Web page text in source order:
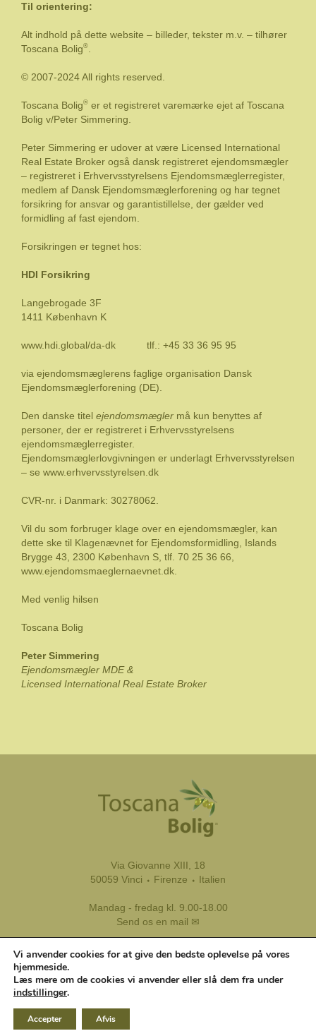
Til orientering:
Alt indhold på dette website – billeder, tekster m.v. – tilhører
Toscana Bolig®.
© 2007-2024 All rights reserved.
Toscana Bolig® er et registreret varemærke ejet af Toscana
Bolig v/Peter Simmering.
Peter Simmering er udover at være Licensed International
Real Estate Broker også dansk registreret ejendomsmægler
– registreret i Erhvervsstyrelsens Ejendomsmæglerregister,
medlem af Dansk Ejendomsmæglerforening og har tegnet
forsikring for ansvar og garantistillelse, der gælder ved
formidling af fast ejendom.
Forsikringen er tegnet hos:
HDI Forsikring
Langebrogade 3F
1411 København K
www.hdi.global/da-dk tlf.: +45 33 36 95 95
via ejendomsmæglerens faglige organisation Dansk
Ejendomsmæglerforening (DE).
Den danske titel ejendomsmægler må kun benyttes af
personer, der er registreret i Erhvervsstyrelsens
ejendomsmæglerregister.
Ejendomsmæglerlovgivningen er underlagt Erhvervsstyrelsen
– se www.erhvervsstyrelsen.dk
CVR-nr. i Danmark: 30278062.
Vil du som forbruger klage over en ejendomsmægler, kan
dette ske til Klagenævnet for Ejendomsformidling, Islands
Brygge 43, 2300 København S, tlf. 70 25 36 66,
www.ejendomsmaeglernaevnet.dk.
Med venlig hilsen
Toscana Bolig
Peter Simmering
Ejendomsmægler MDE &
Licensed International Real Estate Broker
Via Giovanne XIII, 18
50059 Vinci ⬩ Firenze ⬩ Italien
Mandag - fredag kl. 9.00-18.00
Send os en mail ✉
Tel.: +39 333 8799 116
Vi anvender cookies for at give den bedste oplevelse på vores
hjemmeside.
Læs mere om de cookies vi anvender eller slå dem fra under
indstillinger.
Accepter Afvis